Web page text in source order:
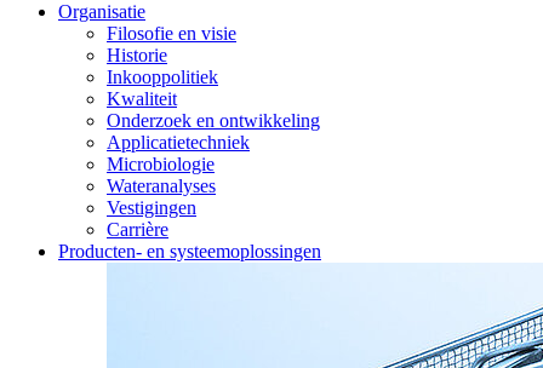
Organisatie
Filosofie en visie
Historie
Inkooppolitiek
Kwaliteit
Onderzoek en ontwikkeling
Applicatietechniek
Microbiologie
Wateranalyses
Vestigingen
Carrière
Producten- en systeemoplossingen